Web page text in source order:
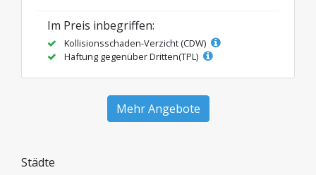
Im Preis inbegriffen:
Kollisionsschaden-Verzicht (CDW)
Haftung gegenüber Dritten(TPL)
Mehr Angebote
Städte